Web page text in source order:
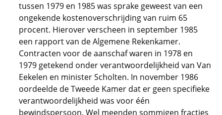
tussen 1979 en 1985 was sprake geweest van een
ongekende kostenoverschrijding van ruim 65
procent. Hierover verscheen in september 1985
een rapport van de Algemene Rekenkamer.
Contracten voor de aanschaf waren in 1978 en
1979 getekend onder verantwoordelijkheid van Van
Eekelen en minister Scholten. In november 1986
oordeelde de Tweede Kamer dat er geen specifieke
verantwoordelijkheid was voor één
bewindspersoon. Wel meenden sommigen fracties